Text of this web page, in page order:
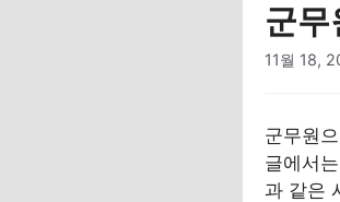
군
11월 18,
군무원
글에서
과 같은